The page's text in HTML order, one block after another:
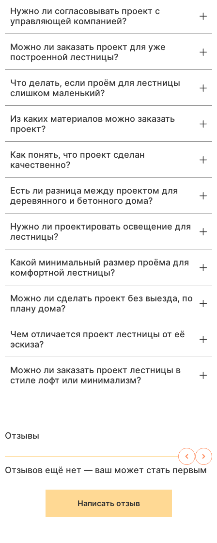
Нужно ли согласовывать проект с
управляющей компанией?
Можно ли заказать проект для уже
построенной лестницы?
Что делать, если проём для лестницы
слишком маленький?
Из каких материалов можно заказать
проект?
Как понять, что проект сделан
качественно?
Есть ли разница между проектом для
деревянного и бетонного дома?
Нужно ли проектировать освещение для
лестницы?
Какой минимальный размер проёма для
комфортной лестницы?
Можно ли сделать проект без выезда, по
плану дома?
Чем отличается проект лестницы от её
эскиза?
Можно ли заказать проект лестницы в
стиле лофт или минимализм?
Отзывы
Отзывов ещё нет — ваш может стать первым
Написать отзыв